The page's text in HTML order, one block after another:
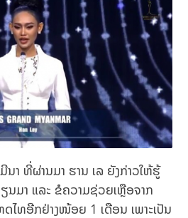
າ ທີ່ຜ່ານມາ ຮານ ເລ ຍັງກ່າວໃຫ້ຮູ້
ນມາ ແລະ ຂໍຄວາມຊ່ວຍເຫຼືອຈາກ
ດໄທອີກຢ່າງໜ້ອຍ 1 ເດືອນ ເພາະເປັນ